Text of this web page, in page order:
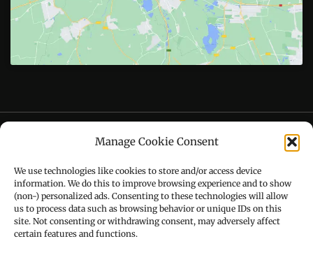
Manage Cookie Consent
We use technologies like cookies to store and/or access device
information. We do this to improve browsing experience and to show
(non-) personalized ads. Consenting to these technologies will allow
us to process data such as browsing behavior or unique IDs on this
site. Not consenting or withdrawing consent, may adversely affect
certain features and functions.
Follow Us On
Call : +91-94172-62777
Email : udaydarpannews@gmail.com